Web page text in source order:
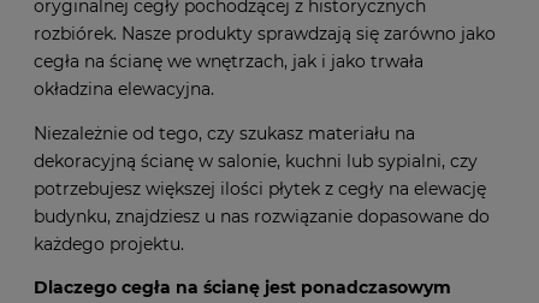
cegłę oraz oferujemy autentyczne płytki wykonane z
oryginalnej cegły pochodzącej z historycznych
rozbiórek. Nasze produkty sprawdzają się zarówno jako
cegła na ścianę we wnętrzach, jak i jako trwała
okładzina elewacyjna.
Niezależnie od tego, czy szukasz materiału na
dekoracyjną ścianę w salonie, kuchni lub sypialni, czy
potrzebujesz większej ilości płytek z cegły na elewację
budynku, znajdziesz u nas rozwiązanie dopasowane do
każdego projektu.